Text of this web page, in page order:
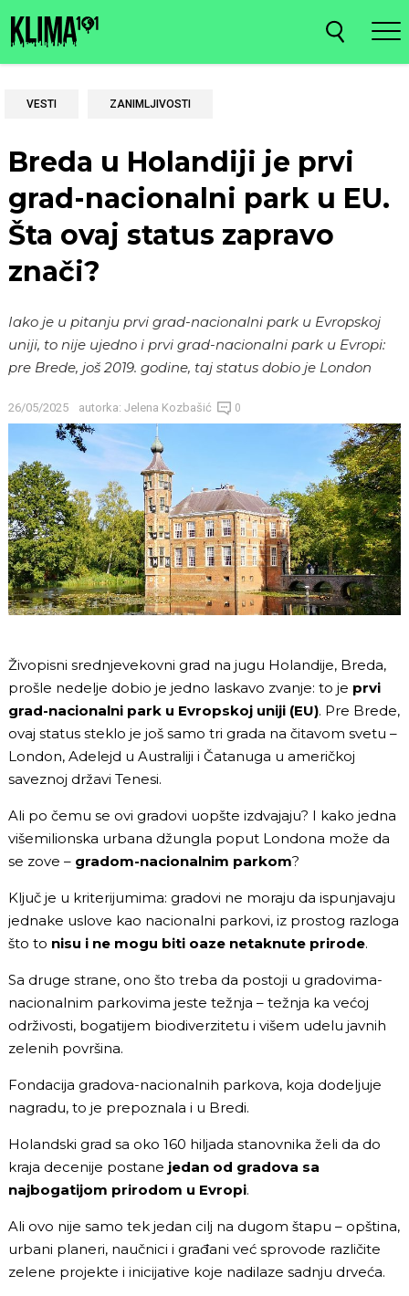
VESTI ZANIMLJIVOSTI
Breda u Holandiji je prvi
grad-nacionalni park u EU.
Šta ovaj status zapravo
znači?
Iako je u pitanju prvi grad-nacionalni park u Evropskoj
uniji, to nije ujedno i prvi grad-nacionalni park u Evropi:
pre Brede, još 2019. godine, taj status dobio je London
26/05/2025 autorka: Jelena Kozbašić 0
Živopisni srednjevekovni grad na jugu Holandije, Breda,
prošle nedelje dobio je jedno laskavo zvanje: to je prvi
grad-nacionalni park u Evropskoj uniji (EU). Pre Brede,
ovaj status steklo je još samo tri grada na čitavom svetu –
London, Adelejd u Australiji i Čatanuga u američkoj
saveznoj državi Tenesi.
Ali po čemu se ovi gradovi uopšte izdvajaju? I kako jedna
višemilionska urbana džungla poput Londona može da
se zove – gradom-nacionalnim parkom?
Ključ je u kriterijumima: gradovi ne moraju da ispunjavaju
jednake uslove kao nacionalni parkovi, iz prostog razloga
što to nisu i ne mogu biti oaze netaknute prirode.
Sa druge strane, ono što treba da postoji u gradovima-
nacionalnim parkovima jeste težnja – težnja ka većoj
održivosti, bogatijem biodiverzitetu i višem udelu javnih
zelenih površina.
Fondacija gradova-nacionalnih parkova, koja dodeljuje
nagradu, to je prepoznala i u Bredi.
Holandski grad sa oko 160 hiljada stanovnika želi da do
kraja decenije postane jedan od gradova sa
najbogatijom prirodom u Evropi.
Ali ovo nije samo tek jedan cilj na dugom štapu – opština,
urbani planeri, naučnici i građani već sprovode različite
zelene projekte i inicijative koje nadilaze sadnju drveća.